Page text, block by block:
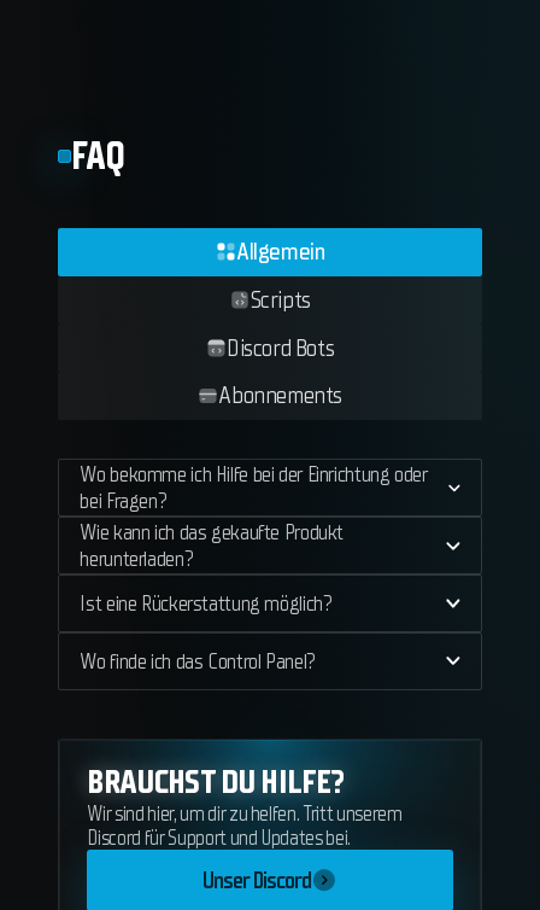
FAQ
Allgemein
Scripts
Discord Bots
Abonnements
Wo bekomme ich Hilfe bei der Einrichtung oder
bei Fragen?
Wie kann ich das gekaufte Produkt
herunterladen?
Ist eine Rückerstattung möglich?
Wo finde ich das Control Panel?
BRAUCHST DU HILFE?
Wir sind hier, um dir zu helfen. Tritt unserem
Discord für Support und Updates bei.
Unser Discord